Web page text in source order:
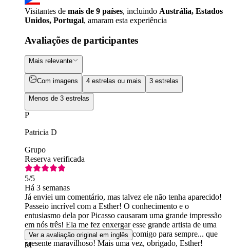
Visitantes de mais de 9 países, incluindo Austrália, Estados
Unidos, Portugal, amaram esta experiência
Avaliações de participantes
Mais relevante
Com imagens 4 estrelas ou mais 3 estrelas
Menos de 3 estrelas
P
Patricia D
Grupo
Reserva verificada
5/5
Há 3 semanas
Já enviei um comentário, mas talvez ele não tenha aparecido!
Passeio incrível com a Esther! O conhecimento e o
entusiasmo dela por Picasso causaram uma grande impressão
em nós três! Ela me fez enxergar esse grande artista de uma
nova maneira, e agora isso ficará comigo para sempre... que
presente maravilhoso! Mais uma vez, obrigado, Esther!
Ver a avaliação original em inglês
M